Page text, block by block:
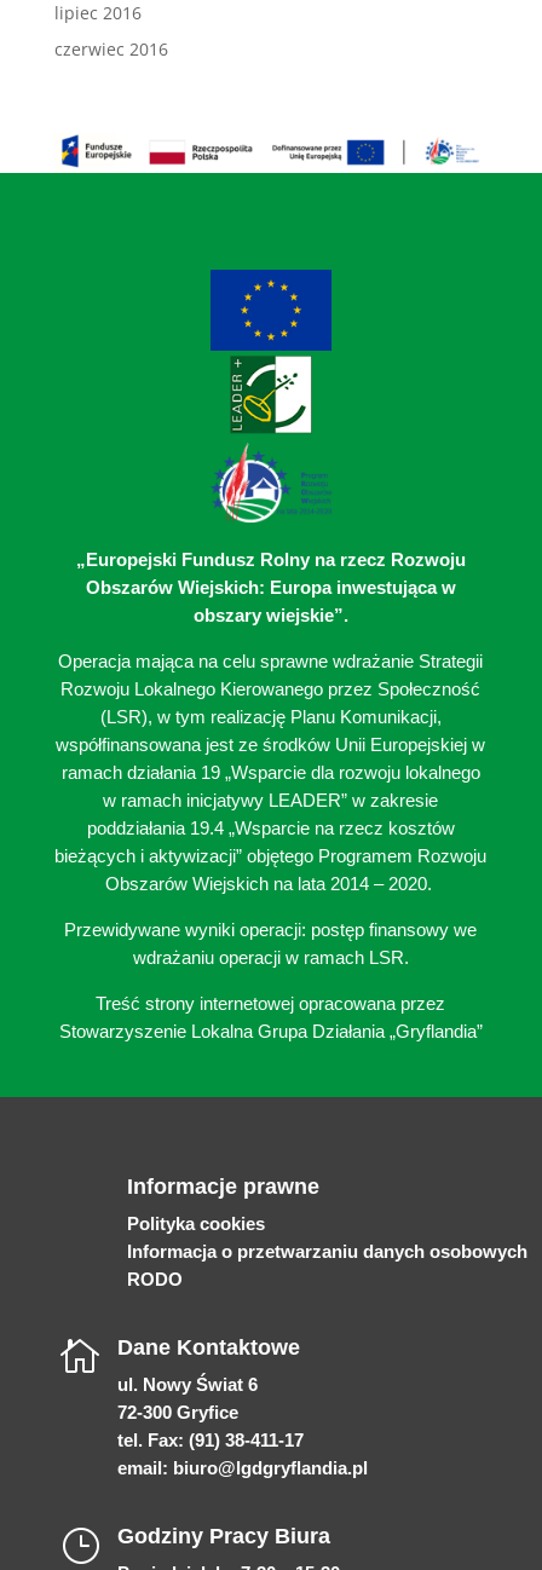
lipiec 2016
czerwiec 2016
„Europejski Fundusz Rolny na rzecz Rozwoju
Obszarów Wiejskich: Europa inwestująca w
obszary wiejskie”.
Operacja mająca na celu sprawne wdrażanie Strategii
Rozwoju Lokalnego Kierowanego przez Społeczność
(LSR), w tym realizację Planu Komunikacji,
współfinansowana jest ze środków Unii Europejskiej w
ramach działania 19 „Wsparcie dla rozwoju lokalnego
w ramach inicjatywy LEADER” w zakresie
poddziałania 19.4 „Wsparcie na rzecz kosztów
bieżących i aktywizacji” objętego Programem Rozwoju
Obszarów Wiejskich na lata 2014 – 2020.
Przewidywane wyniki operacji: postęp finansowy we
wdrażaniu operacji w ramach LSR.
Treść strony internetowej opracowana przez
Stowarzyszenie Lokalna Grupa Działania „Gryflandia”
Informacje prawne
Polityka cookies
Informacja o przetwarzaniu danych osobowych
RODO
 Dane Kontaktowe
ul. Nowy Świat 6
72-300 Gryfice
tel. Fax: (91) 38-411-17
email: biuro@lgdgryflandia.pl
} Godziny Pracy Biura